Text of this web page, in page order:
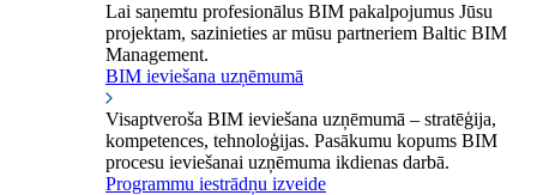
Lai saņemtu profesionālus BIM pakalpojumus Jūsu
projektam, sazinieties ar mūsu partneriem Baltic BIM
Management.
BIM ieviešana uzņēmumā
Visaptveroša BIM ieviešana uzņēmumā – stratēģija,
kompetences, tehnoloģijas. Pasākumu kopums BIM
procesu ieviešanai uzņēmuma ikdienas darbā.
Programmu iestrādņu izveide